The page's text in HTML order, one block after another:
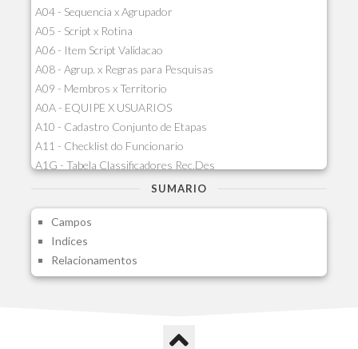
A04 - Sequencia x Agrupador
A05 - Script x Rotina
A06 - Item Script Validacao
A08 - Agrup. x Regras para Pesquisas
A09 - Membros x Territorio
A0A - EQUIPE X USUARIOS
A10 - Cadastro Conjunto de Etapas
A11 - Checklist do Funcionario
A1G - Tabela Classificadores Rec.Des
A1H - Itens Tabela Classif.Rec.Desp.
A1J - Itens Aglutinadores Visao
A1N - Tipos de Card
A1O - Cards Dashboard
A1P - Tipos de Charts
A1S - Notificacoes do Vendedor
SUMARIO
Campos
Indices
Relacionamentos